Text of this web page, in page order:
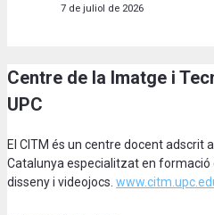
7 de juliol de 2026
Centre de la Imatge i
UPC
El CITM és un centre docent adscrit
Catalunya especialitzat en
disseny i videojocs.